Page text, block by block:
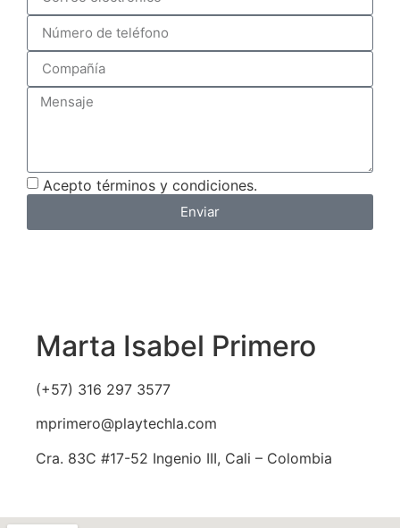
Marta Isabel Primero
(+57) 316 297 3577
mprimero@playtechla.com
Cra. 83C #17-52 Ingenio III, Cali – Colombia
Acepto términos y condiciones.
Enviar